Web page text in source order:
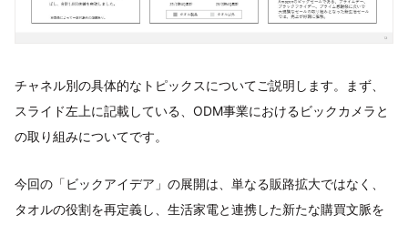
チャネル別の具体的なトピックスについてご説明します。まず、
スライド左上に記載している、ODM事業におけるビックカメラと
の取り組みについてです。
今回の「ビックアイデア」の展開は、単なる販路拡大ではなく、
タオルの役割を再定義し、生活家電と連携した新たな購買文脈を